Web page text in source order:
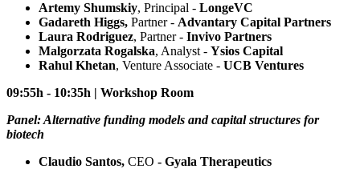
Artemy Shumskiy, Principal - LongeVC
Gadareth Higgs, Partner - Advantary Capital Partners
Laura Rodriguez, Partner - Invivo Partners
Malgorzata Rogalska, Analyst - Ysios Capital
Rahul Khetan, Venture Associate - UCB Ventures
09:55h - 10:35h | Workshop Room
Panel: Alternative funding models and capital structures for
biotech
Claudio Santos, CEO - Gyala Therapeutics